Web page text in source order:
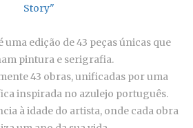
Story"
uma edição de 43 peças únicas que
pintura e serigrafia.
43 obras, unificadas por uma
inspirada no azulejo português.
à idade do artista, onde cada obra